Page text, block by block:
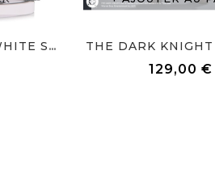
BATMAN BLACK & WHITE STATUE... THE DARK KNIGHT
129,00 €